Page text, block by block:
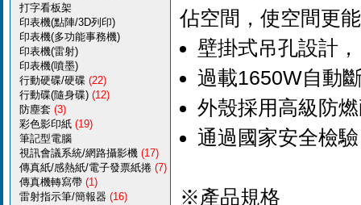
打字看板架
印表機(點陣/3D列印)
印表機(多功能事務機)
印表機(雷射)
印表機(噴墨)
行動硬碟/硬碟 (22)
行動碟(隨身碟) (12)
防塵套 (3)
彩色影印紙 (19)
筆記型電腦
視訊會議系統/網路攝影機 (17)
傳真紙/感熱紙/電子發票紙捲 (7)
傳真機轉寫帶 (1)
雷射指示筆/簡報器 (16)
佔空間，使空間更
壁掛式吊孔設計
過載1650W自動
外殼採用高級防
通過國家安全檢
※產品規格